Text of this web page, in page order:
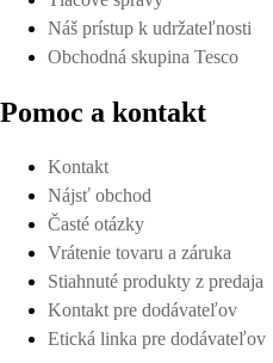
Náš prístup k udržateľnosti
Obchodná skupina Tesco
Pomoc a kontakt
Kontakt
Nájsť obchod
Časté otázky
Vrátenie tovaru a záruka
Stiahnuté produkty z predaja
Kontakt pre dodávateľov
Etická linka pre dodávateľov